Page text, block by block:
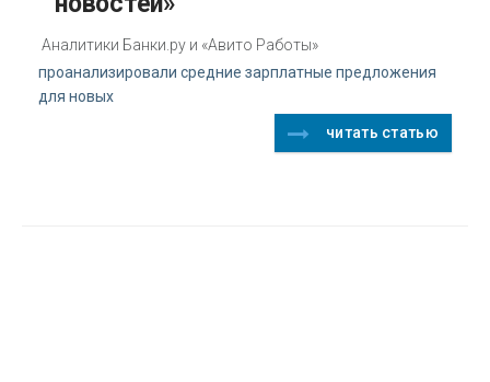
Аналитики Банки.ру и «Авито Работы»
проанализировали средние зарплатные предложения
для новых
читать статью